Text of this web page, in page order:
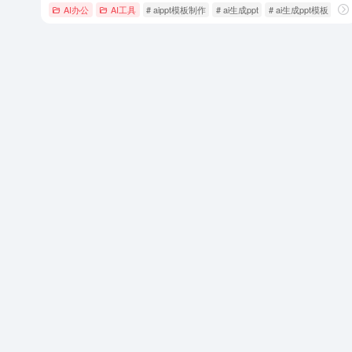
AI办公 AI工具 # aippt模板制作 # ai生成ppt # ai生成ppt模板